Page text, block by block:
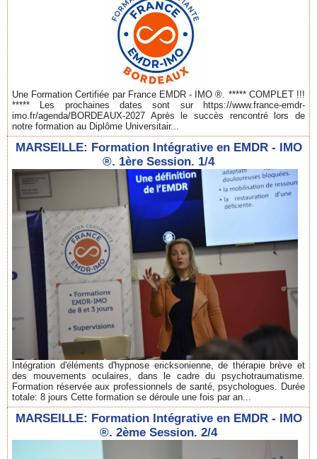
Une Formation Certifiée par France EMDR - IMO ®. ***** COMPLET !!!
***** Les prochaines dates sont sur https://www.france-emdr-
imo.fr/agenda/BORDEAUX-2027 Après le succès rencontré lors de
notre formation au Diplôme Universitair...
MARSEILLE: Formation Intégrative en EMDR - IMO
®. 1ère Session. 1/4
Intégration d'éléments d'hypnose ericksonienne, de thérapie brève et
des mouvements oculaires, dans le cadre du psychotraumatisme.
Formation réservée aux professionnels de santé, psychologues. Durée
totale: 8 jours Cette formation se déroule une fois par an...
MARSEILLE: Formation Intégrative en EMDR - IMO
®. 2ème Session. 2/4